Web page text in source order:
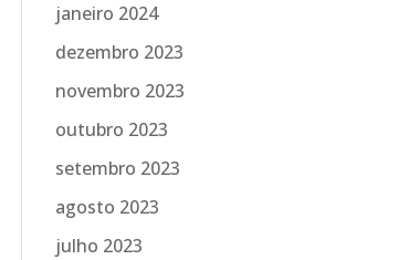
janeiro 2024
dezembro 2023
novembro 2023
outubro 2023
setembro 2023
agosto 2023
julho 2023